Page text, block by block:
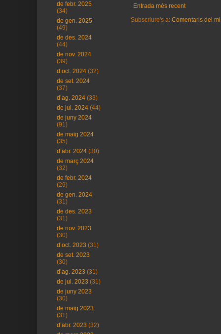
Entrada més recent
Subscriure's a: Comentaris del
de febr. 2025
(34)
de gen. 2025
(49)
de des. 2024
(44)
de nov. 2024
(39)
d’oct. 2024 (32)
de set. 2024
(37)
d’ag. 2024 (33)
de jul. 2024 (44)
de juny 2024
(91)
de maig 2024
(35)
d’abr. 2024 (30)
de març 2024
(32)
de febr. 2024
(29)
de gen. 2024
(31)
de des. 2023
(31)
de nov. 2023
(30)
d’oct. 2023 (31)
de set. 2023
(30)
d’ag. 2023 (31)
de jul. 2023 (31)
de juny 2023
(30)
de maig 2023
(31)
d’abr. 2023 (32)